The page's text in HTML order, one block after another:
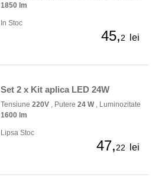
1850 lm
In Stoc
45,2 lei
Set 2 x Kit aplica LED 24W
Tensiune 220V , Putere 24 W, Luminozitate
1600 lm
Lipsa Stoc
47,22 lei